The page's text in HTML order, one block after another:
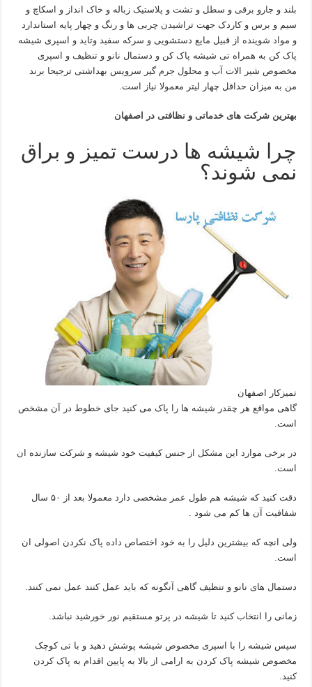
بلند و جارو برقی و سطل و تشت و پلاستیک زباله و خاک انداز و اسکاچ و
سیم و برس و کاردک جهت تراشیدن چربی ها و رنگ و چهار پایه استاندارد
و مواد شوینده از قبیل مایع دستشویی و سرکه سفید وتاید و اسپری شیشه
پاک کن به همراه تی شیشه پاک کن و دستمال نانو و تنظیف و اسپری
مخصوص شیر الات آب و محلول جرم گیر سرویس بهداشتی ترجیحا برند
من به میزان حداقل چهار لیتر معمولا نیاز است.
بهترین شرکت های خدماتی و نظافتی در اصفهان
چرا شیشه ها درست تمیز و براق
نمی شوند؟
تمیزکار اصفهان
گاهی مواقع هر چقدر شیشه ها را پاک می کنید جای خطوط در آن مشخص
است.
در برخی موارد این مشکل از جنس کیفیت خود شیشه و شرکت سازنده ان
است.
دقت کنید که شیشه هم طول عمر مشخصی دارد معمولا بعد از ۵۰ سال
شفافیت آن ها کم می شود .
ولی انچه که بیشترین دلیل را به خود اختصاص داده پاک نکردن اصولی ان
است.
دستمال های نانو و تنظیف گاهی آنگونه که باید عمل کنند عمل نمی کنند.
زمانی را انتخاب کنید تا شیشه در پرتو مستقیم نور خورشید نباشد.
سپس شیشه را با اسپری مخصوص شیشه پوشش دهید و با تی کوچک
مخصوص شیشه پاک کردن به ارامی از بالا به پایین اقدام به پاک کردن
کنید.